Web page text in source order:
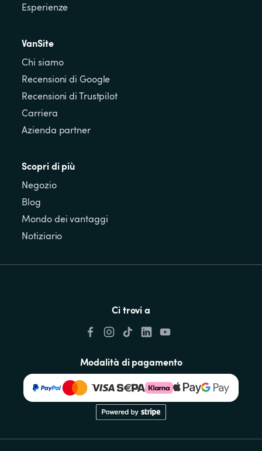
Esperienze
VanSite
Chi siamo
Recensioni di Google
Recensioni di Trustpilot
Carriera
Azienda partner
Scopri di più
Negozio
Blog
Mondo dei vantaggi
Notiziario
Ci trovi a
Modalità di pagamento